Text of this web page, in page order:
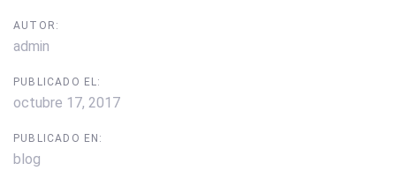
AUTOR:
admin
PUBLICADO EL:
octubre 17, 2017
PUBLICADO EN:
blog